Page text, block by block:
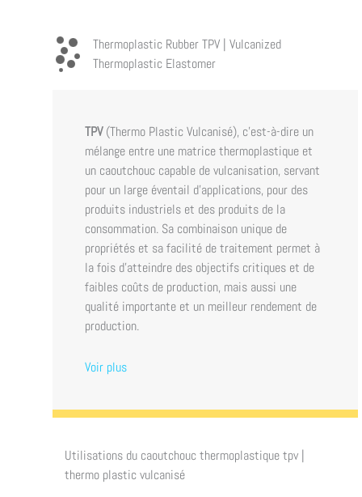
Thermoplastic Rubber TPV | Vulcanized
Thermoplastic Elastomer
TPV(Thermo Plastic Vulcanisé), c’est-à-dire un
mélange entre une matrice thermoplastique et
un caoutchouc capable de vulcanisation, servant
pour un large éventail d’applications, pour des
produits industriels et des produits de la
consommation. Sa combinaison unique de
propriétés et sa facilité de traitement permet à
la fois d’atteindre des objectifs critiques et de
faibles coûts de production, mais aussi une
qualité importante et un meilleur rendement de
production.
Voir plus
Utilisations du caoutchouc thermoplastique tpv |
thermo plastic vulcanisé